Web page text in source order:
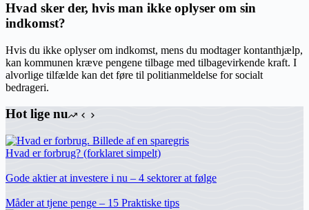
Hvad sker der, hvis man ikke oplyser om sin
indkomst?
Hvis du ikke oplyser om indkomst, mens du modtager kontanthjælp,
kan kommunen kræve pengene tilbage med tilbagevirkende kraft. I
alvorlige tilfælde kan det føre til politianmeldelse for socialt
bedrageri.
Hot lige nu
Hvad er forbrug? (forklaret simpelt)
Gode aktier at investere i nu – 4 sektorer at følge
Måder at tjene penge – 15 Praktiske tips